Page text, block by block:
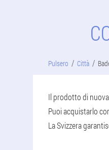
Pulsero Città
Il prodotto di
Puoi acquistarlo
La Svizzera